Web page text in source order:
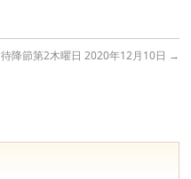
待降節第2木曜日 2020年12月10日 →